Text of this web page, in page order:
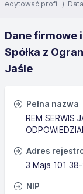
edytować profil").
Dane firmowe i
Spółka z
Jaśle
Pełna nazwa
REM SERWIS
Adres
3 Maja 101
NIP